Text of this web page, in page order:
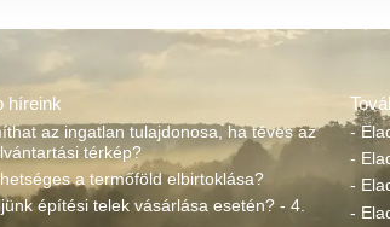
híreink
az ingatlan tulajdonosa, ha téves az
térkép?
a termőföld elbirtoklása?
építési telek vásárlása esetén? - 4.
-
-
-
-